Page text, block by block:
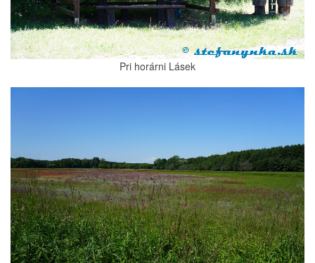
Pri horárni Lásek